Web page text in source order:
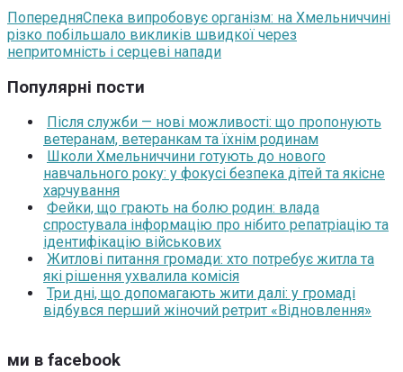
ПопередняСпека випробовує організм: на Хмельниччині
різко побільшало викликів швидкої через
непритомність і серцеві напади
Популярні пости
Після служби — нові можливості: що пропонують
ветеранам, ветеранкам та їхнім родинам
Школи Хмельниччини готують до нового
навчального року: у фокусі безпека дітей та якісне
харчування
Фейки, що грають на болю родин: влада
спростувала інформацію про нібито репатріацію та
ідентифікацію військових
Житлові питання громади: хто потребує житла та
які рішення ухвалила комісія
Три дні, що допомагають жити далі: у громаді
відбувся перший жіночий ретрит «Відновлення»
ми в facebook